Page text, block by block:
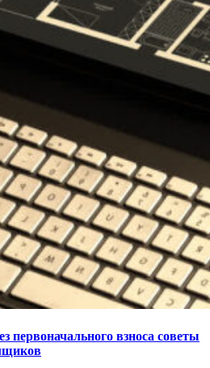
первоначального взноса советы